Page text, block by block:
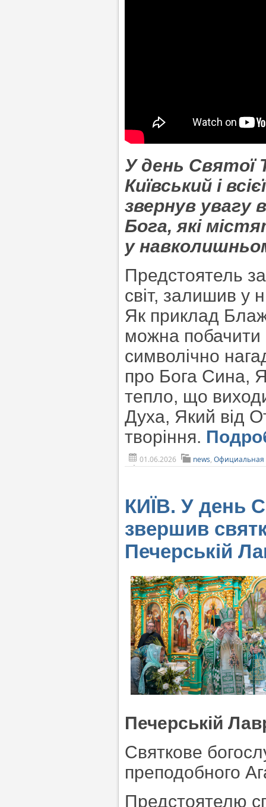
У день Святої
Київський і
звернув увагу
Бога, які
у
Предстоятель
світ, залишив у
Як приклад
можна побачити
символічно
про Бога Сина,
тепло, що
Духа, Який від
творіння.
01.06.2026 news, Официальная
КИЇВ. У день
звершив
Печерській
Печерській
Святкове
преподобного
Предстоятелю